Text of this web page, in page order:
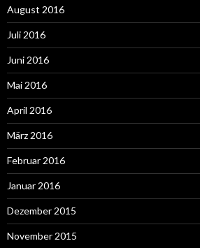
August 2016
Juli 2016
Juni 2016
Mai 2016
April 2016
März 2016
Februar 2016
Januar 2016
Dezember 2015
November 2015